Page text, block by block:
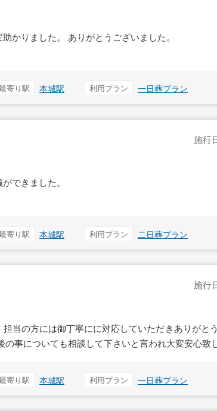
かりました。 ありがとうございました。
寄り駅 本城駅 利用プラン 一日葬プラン
施行
できました。
寄り駅 本城駅 利用プラン 二日葬プラン
施行
当の方には御丁寧にに対応していただきありがと
事についても相談して下さいと言われ大変安心致
寄り駅 本城駅 利用プラン 一日葬プラン